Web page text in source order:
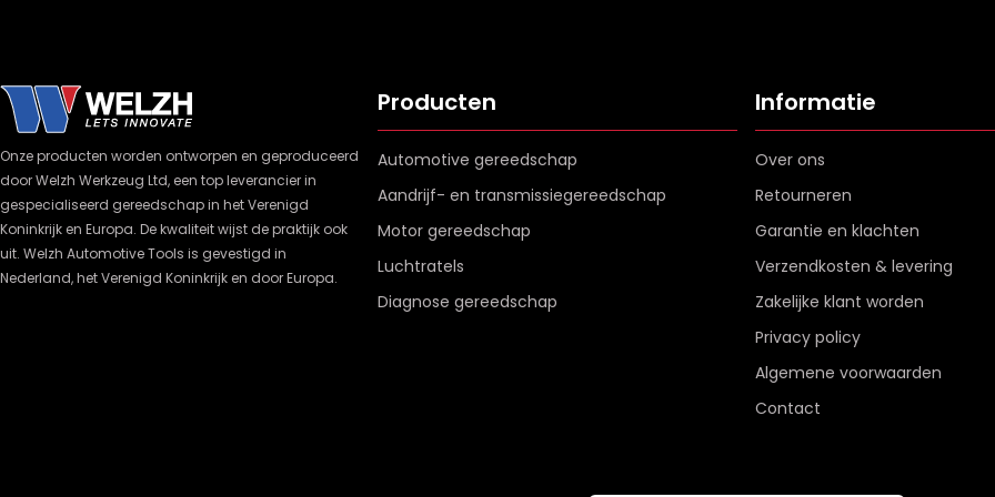
Onze producten worden ontworpen en geproduceerd
door Welzh Werkzeug Ltd, een top leverancier in
gespecialiseerd gereedschap in het Verenigd
Koninkrijk en Europa. De kwaliteit wijst de praktijk ook
uit. Welzh Automotive Tools is gevestigd in
Nederland, het Verenigd Koninkrijk en door Europa.
Producten
Automotive gereedschap
Aandrijf- en transmissiegereedschap
Motor gereedschap
Luchtratels
Diagnose gereedschap
Informatie
Over ons
Retourneren
Garantie en klachten
Verzendkosten & levering
Zakelijke klant worden
Privacy policy
Algemene voorwaarden
Contact